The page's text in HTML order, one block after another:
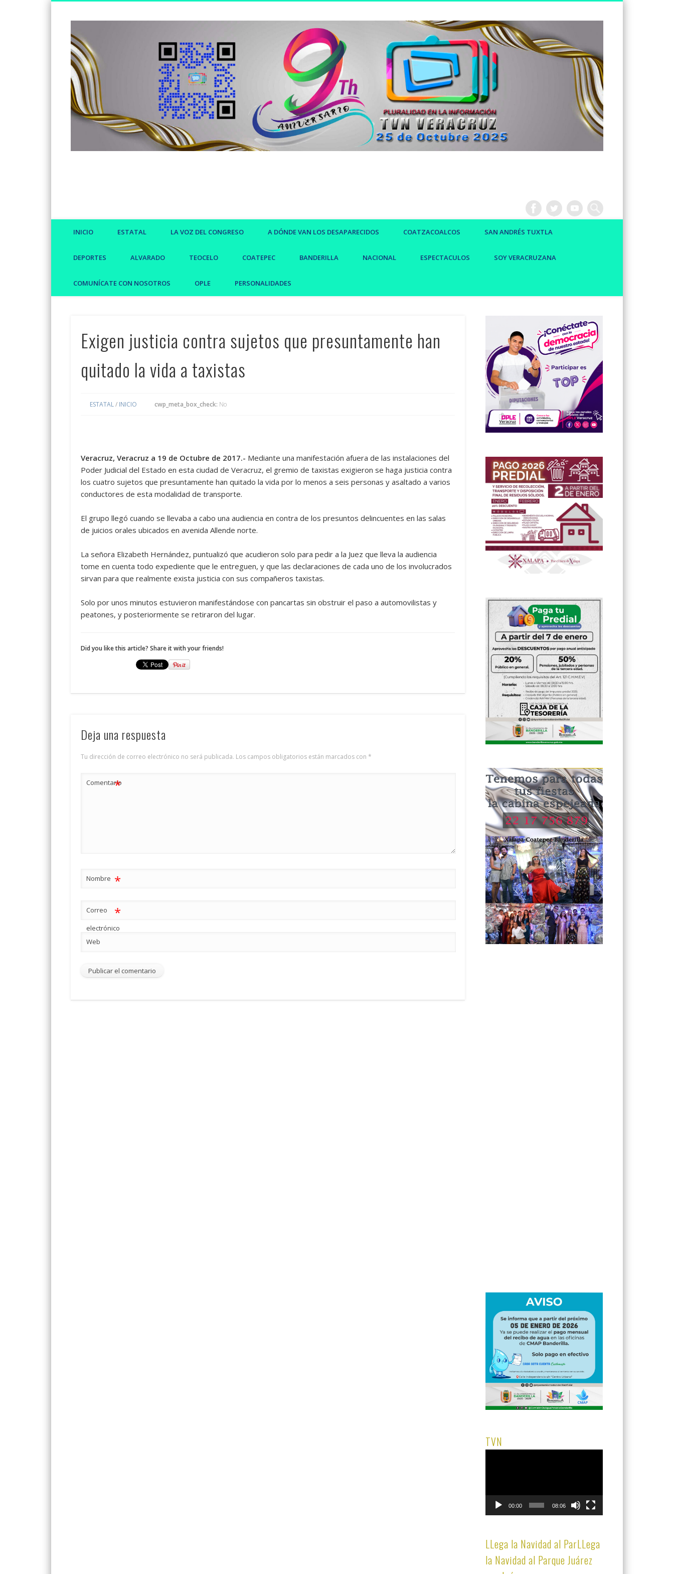
Somos un medio de información independiente, con visión joven.
INICIO ESTATAL LA VOZ DEL CONGRESO A DÓNDE VAN LOS DESAPARECIDOS COATZACOALCOS SAN ANDRÉS TUXTLA
DEPORTES ALVARADO TEOCELO COATEPEC BANDERILLA NACIONAL ESPECTACULOS SOY VERACRUZANA
COMUNÍCATE CON NOSOTROS OPLE PERSONALIDADES
Exigen justicia contra sujetos que presuntamente han
quitado la vida a taxistas
ESTATAL/ INICIO cwp_meta_box_check: No
Veracruz, Veracruz a 19 de Octubre de 2017.- Mediante una manifestación afuera de las instalaciones del
Poder Judicial del Estado en esta ciudad de Veracruz, el gremio de taxistas exigieron se haga justicia contra
los cuatro sujetos que presuntamente han quitado la vida por lo menos a seis personas y asaltado a varios
conductores de esta modalidad de transporte.
El grupo llegó cuando se llevaba a cabo una audiencia en contra de los presuntos delincuentes en las salas
de juicios orales ubicados en avenida Allende norte.
La señora Elizabeth Hernández, puntualizó que acudieron solo para pedir a la Juez que lleva la audiencia
tome en cuenta todo expediente que le entreguen, y que las declaraciones de cada uno de los involucrados
sirvan para que realmente exista justicia con sus compañeros taxistas.
Solo por unos minutos estuvieron manifestándose con pancartas sin obstruir el paso a automovilistas y
peatones, y posteriormente se retiraron del lugar.
Did you like this article? Share it with your friends!
Deja una respuesta
Tu dirección de correo electrónico no será publicada. Los campos obligatorios están marcados con *
Comentario
*
Nombre *
Correo
electrónico
*
Web
TVN
00:00 08:06
LLega la Navidad al ParLLega
la Navidad al Parque Juárez